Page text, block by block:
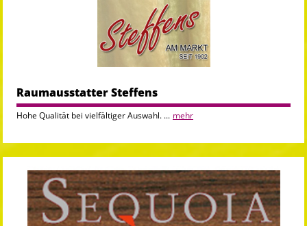
Raumausstatter Steffens
Hohe Qualität bei vielfältiger Auswahl. ... mehr